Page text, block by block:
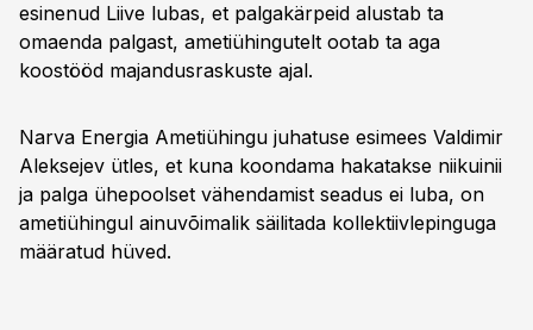
esinenud Liive lubas, et palgakärpeid alustab ta
omaenda palgast, ametiühingutelt ootab ta aga
koostööd majandusraskuste ajal.
Narva Energia Ametiühingu juhatuse esimees Valdimir
Aleksejev ütles, et kuna koondama hakatakse niikuinii
ja palga ühepoolset vähendamist seadus ei luba, on
ametiühingul ainuvõimalik säilitada kollektiivlepinguga
määratud hüved.